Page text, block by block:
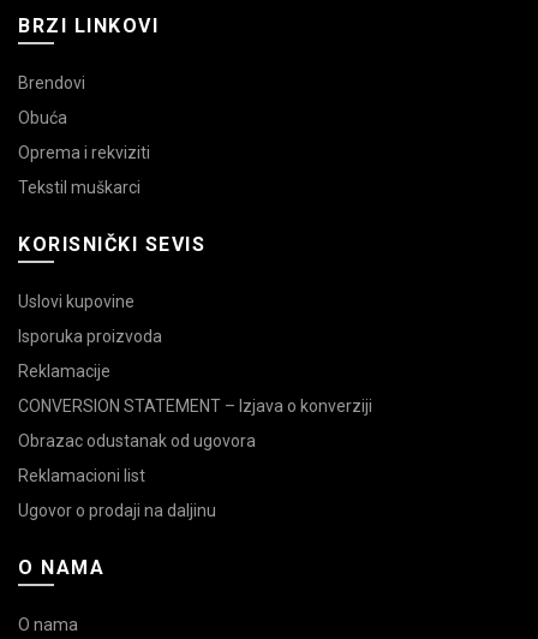
BRZI LINKOVI
Brendovi
Obuća
Oprema i rekviziti
Tekstil muškarci
KORISNIČKI SEVIS
Uslovi kupovine
Isporuka proizvoda
Reklamacije
CONVERSION STATEMENT – Izjava o konverziji
Obrazac odustanak od ugovora
Reklamacioni list
Ugovor o prodaji na daljinu
O NAMA
O nama